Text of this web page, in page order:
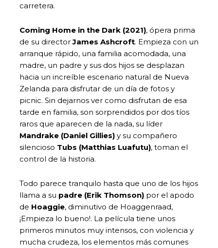
carretera.
Coming Home in the Dark (2021), ópera prima
de su directorJames Ashcroft. Empieza con un
arranque rápido, una familia acomodada, una
madre, un padre y sus dos hijos se desplazan
hacia un increíble escenario natural de Nueva
Zelanda para disfrutar de un día de fotos y
picnic. Sin dejarnos ver como disfrutan de esa
tarde en familia, son sorprendidos por dos tíos
raros que aparecen de la nada, su líder
Mandrake (Daniel Gillies) y su compañero
silencioso Tubs (Matthias Luafutu), toman el
control de la historia.
Todo parece tranquilo hasta que uno de los hijos
llama a su padre (Erik Thomson) por el apodo
de Hoaggie, diminutivo de Hoaggenraad,
¡Empieza lo bueno!. La película tiene unos
primeros minutos muy intensos, con violencia y
mucha crudeza, los elementos más comunes